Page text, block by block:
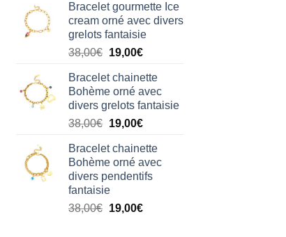
initial
était :
38,00€.
actuel
est :
19,00€.
Bracelet gourmette Ice
cream orné avec divers
grelots fantaisie
38,00€ Le
initial
était :
38,00€.
19,00€Le
actuel
est :
19,00€.
Bracelet chainette
Bohème orné avec
divers grelots fantaisie
38,00€ Le
initial
était :
38,00€.
19,00€Le
actuel
est :
19,00€.
Bracelet chainette
Bohème orné avec
divers pendentifs
fantaisie
38,00€ Le
19,00€Le